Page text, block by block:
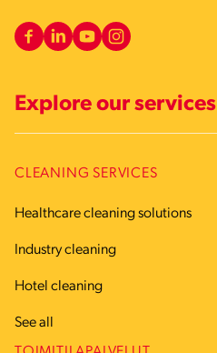
Explore our services
CLEANING SERVICES
Healthcare cleaning solutions
Industry cleaning
Hotel cleaning
See all